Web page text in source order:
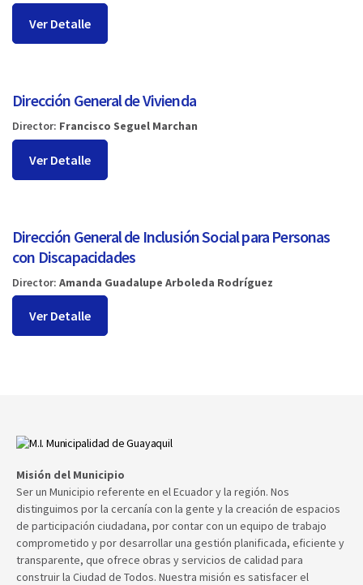
Ver Detalle
Dirección General de Vivienda
Director: Francisco Seguel Marchan
Ver Detalle
Dirección General de Inclusión Social para Personas
con Discapacidades
Director: Amanda Guadalupe Arboleda Rodríguez
Ver Detalle
Misión del Municipio
Ser un Municipio referente en el Ecuador y la región. Nos
distinguimos por la cercanía con la gente y la creación de espacios
de participación ciudadana, por contar con un equipo de trabajo
comprometido y por desarrollar una gestión planificada, eficiente y
transparente, que ofrece obras y servicios de calidad para
construir la Ciudad de Todos. Nuestra misión es satisfacer el